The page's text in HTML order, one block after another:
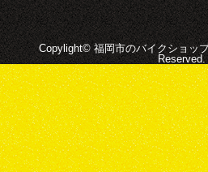
Copylight© 福岡市のバイクショッ
Reserved.